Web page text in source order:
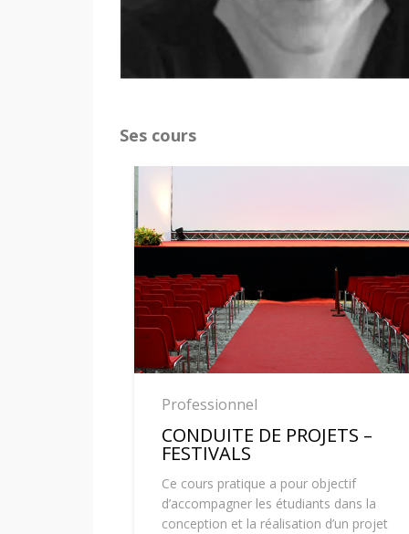
Ses cours
Professionnel
CONDUITE DE PROJETS –
FESTIVALS
Ce cours pratique a pour objectif
d’accompagner les étudiants dans la
conception et la réalisation d’un projet